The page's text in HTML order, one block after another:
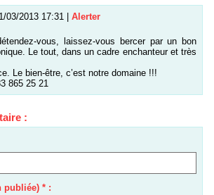
03/2013 17:31 Alerter
vous, laissez-vous bercer par un bon
Le tout, dans un cadre enchanteur et très
Le bien-être, c’est notre domaine !!!
865 25 21
:
publiée) * :